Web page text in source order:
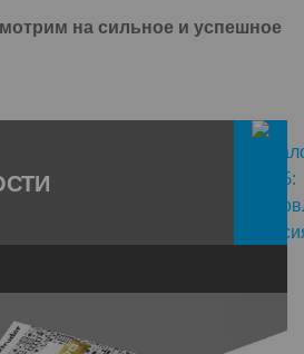
на сильное и успешное